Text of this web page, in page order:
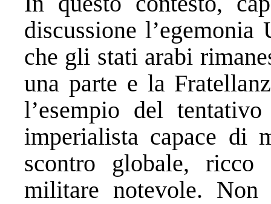
discussione
che gli stati arabi
una parte e la
l’esempio del
imperialista capace di
scontro globale,
militare notevole. Non